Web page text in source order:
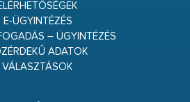
E-ÜGYINTÉZÉS
– ÜGYINTÉZÉS
ADATOK
VÁLASZTÁSOK